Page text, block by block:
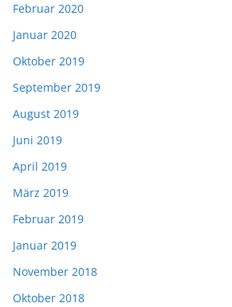
Februar 2020
Januar 2020
Oktober 2019
September 2019
August 2019
Juni 2019
April 2019
März 2019
Februar 2019
Januar 2019
November 2018
Oktober 2018